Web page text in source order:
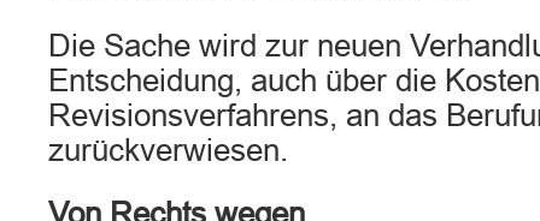
Die Sache wird zur neuen
Entscheidung, auch über die
Revisionsverfahrens, an das
zurückverwiesen.
Von Rechts wegen